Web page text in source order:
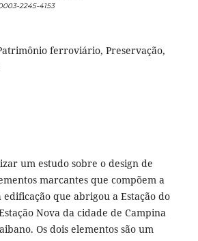
2245-4153
ferroviário, Preservação,
um estudo sobre o design de
marcantes que compõem a
que abrigou a Estação do
Nova da cidade de Campina
Os dois elementos são um